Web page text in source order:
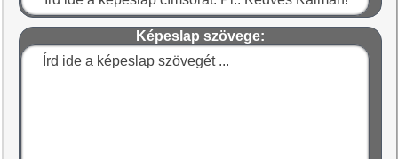
Képeslap szövege: